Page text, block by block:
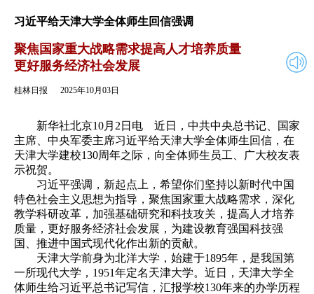
返回 2025年10月03日
习近平给天津大学全体师生回信强调
聚焦国家重大战略需求提高人才培养质量
更好服务经济社会发展
桂林日报 2025年10月03日
新华社北京10月2日电 近日，中共中央总书记、国家
主席、中央军委主席习近平给天津大学全体师生回信，在
天津大学建校130周年之际，向全体师生员工、广大校友表
示祝贺。
习近平强调，新起点上，希望你们坚持以新时代中国
特色社会主义思想为指导，聚焦国家重大战略需求，深化
教学科研改革，加强基础研究和科技攻关，提高人才培养
质量，更好服务经济社会发展，为建设教育强国科技强
国、推进中国式现代化作出新的贡献。
天津大学前身为北洋大学，始建于1895年，是我国第
一所现代大学，1951年定名天津大学。近日，天津大学全
体师生给习近平总书记写信，汇报学校130年来的办学历程